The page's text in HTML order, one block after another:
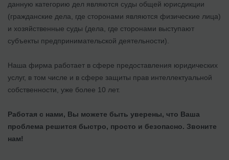
данную категорию дел являются суды общей юрисдикции
(гражданские дела, где сторонами являются физические лица)
и хозяйственные суды (дела, где сторонами выступают
субъекты предпринимательской деятельности).
Наша фирма работает в сфере предоставления юридических
услуг, в том числе и в сфере защиты прав интеллектуальной
собственности, уже более 10 лет.
Работая с нами, Вы можете быть уверены, что Ваша
проблема решится быстро, просто и безопасно. Звоните
нам!